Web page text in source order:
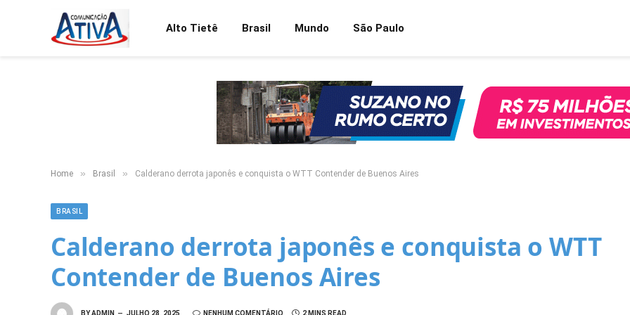
Alto Tietê Brasil Mundo São Paulo
Home » Brasil » Calderano derrota japonês e conquista o WTT Contender de Buenos Aires
BRASIL
Calderano derrota japonês e conquista o WTT
Contender de Buenos Aires
BYADMIN JULHO 28, 2025 NENHUM COMENTÁRIO 2 MINS READ